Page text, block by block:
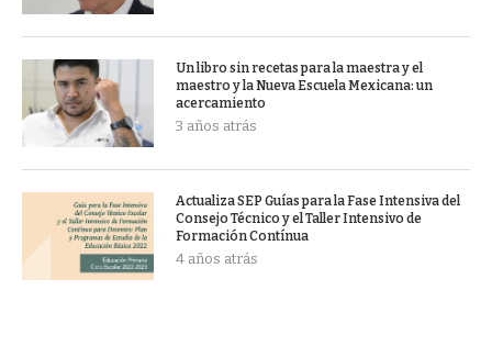
Un libro sin recetas para la maestra y el
maestro y la Nueva Escuela Mexicana: un
acercamiento
3 años atrás
Actualiza SEP Guías para la Fase Intensiva del
Consejo Técnico y el Taller Intensivo de
Formación Contínua
4 años atrás